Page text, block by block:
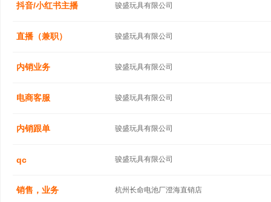
抖音/小红书主播 骏盛玩具有限公司
直播（兼职） 骏盛玩具有限公司
内销业务 骏盛玩具有限公司
电商客服 骏盛玩具有限公司
内销跟单 骏盛玩具有限公司
qc 骏盛玩具有限公司
销售，业务 杭州长命电池厂澄海直销店